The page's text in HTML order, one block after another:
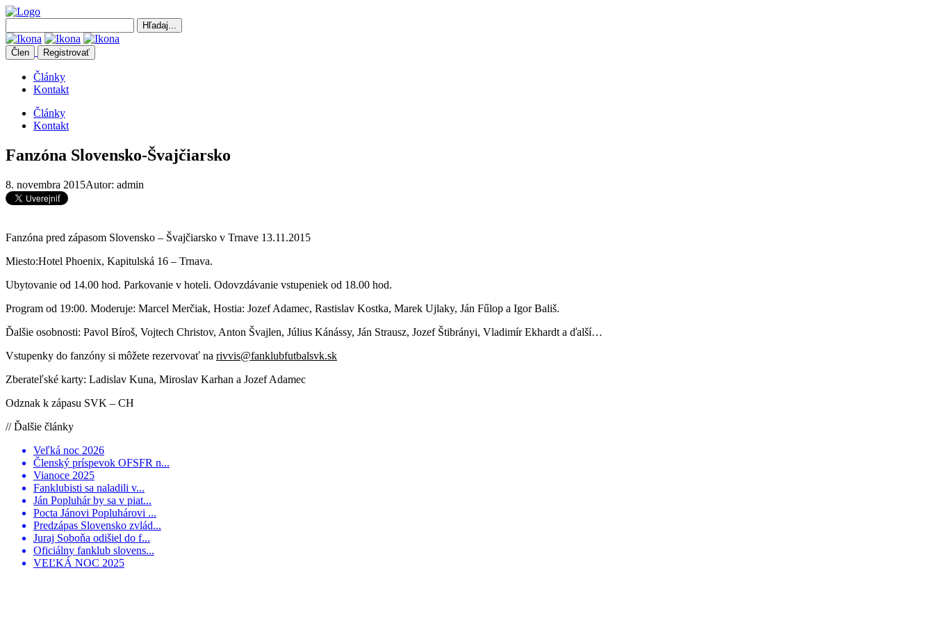
Člen Registrovať
Články
Kontakt
Články
Kontakt
Fanzóna Slovensko-Švajčiarsko
8. novembra 2015Autor: admin
Fanzóna pred zápasom Slovensko – Švajčiarsko v Trnave 13.11.2015
Miesto:Hotel Phoenix, Kapitulská 16 – Trnava.
Ubytovanie od 14.00 hod. Parkovanie v hoteli. Odovzdávanie vstupeniek od 18.00 hod.
Program od 19:00. Moderuje: Marcel Merčiak, Hostia: Jozef Adamec, Rastislav Kostka, Marek Ujlaky, Ján Fűlop a Igor Bališ.
Ďalšie osobnosti: Pavol Bíroš, Vojtech Christov, Anton Švajlen, Július Kánássy, Ján Strausz, Jozef Štibrányi, Vladimír Ekhardt a ďalší…
Vstupenky do fanzóny si môžete rezervovať na rivvis@fanklubfutbalsvk.sk
Zberateľské karty: Ladislav Kuna, Miroslav Karhan a Jozef Adamec
Odznak k zápasu SVK – CH
// Ďalšie články
Veľká noc 2026
Členský príspevok OFSFR n...
Vianoce 2025
Fanklubisti sa naladili v...
Ján Popluhár by sa v piat...
Pocta Jánovi Popluhárovi ...
Predzápas Slovensko zvlád...
Juraj Soboňa odišiel do f...
Oficiálny fanklub slovens...
VEĽKÁ NOC 2025